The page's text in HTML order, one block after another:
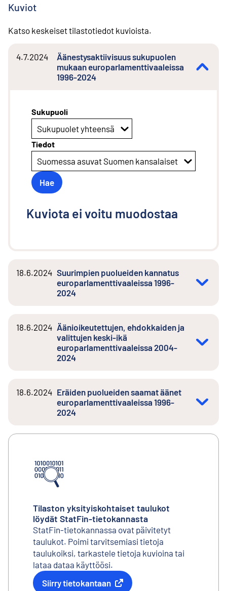
Kuviot
Katso keskeiset tilastotiedot kuvioista.
4.7.2024
Äänestysaktiivisuus sukupuolen
mukaan europarlamenttivaaleissa
1996-2024
Sukupuoli
Sukupuolet yhteensä
Tiedot
Suomessa asuvat Suomen kansalaiset
Hae
Kuviota ei voitu muodostaa
18.6.2024 Suurimpien puolueiden kannatus
europarlamenttivaaleissa 1996-
2024
18.6.2024 Äänioikeutettujen, ehdokkaiden ja
valittujen keski-ikä
europarlamenttivaaleissa 2004-
2024
18.6.2024 Eräiden puolueiden saamat äänet
europarlamenttivaaleissa 1996-
2024
Tilaston yksityiskohtaiset taulukot
löydät StatFin-tietokannasta
StatFin-tietokannassa ovat päivitetyt
taulukot. Poimi tarvitsemiasi tietoja
taulukoiksi, tarkastele tietoja kuvioina tai
lataa dataa käyttöösi.
Siirry tietokantaan
Ulkoinen linkki